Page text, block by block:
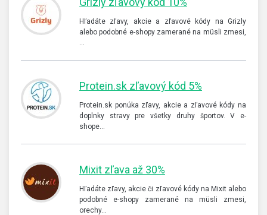
Hľadáte zľavy, akcie a zľavové kódy na Grizly
alebo podobné e-shopy zamerané na müsli zmesi,
…
Protein.sk zľavový kód 5%
Protein.sk ponúka zľavy, akcie a zľavové kódy na
doplnky stravy pre všetky druhy športov. V e-
shope…
Mixit zľava až 30%
Hľadáte zľavy, akcie či zľavové kódy na Mixit alebo
podobné e-shopy zamerané na müsli zmesi,
orechy…